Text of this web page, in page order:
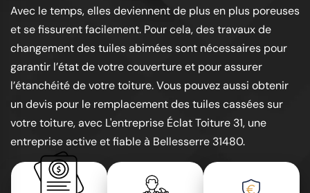
Avec le temps, elles deviennent de plus en plus poreuses
et se fissurent facilement. Pour cela, des travaux de
changement des tuiles abimées sont nécessaires pour
garantir l’état de votre couverture et pour assurer
l’étanchéité de votre toiture. Vous pouvez aussi obtenir
un devis pour le remplacement des tuiles cassées sur
votre toiture, avec L'entreprise Éclat Toiture 31, une
entreprise active et fiable à Bellesserre 31480.